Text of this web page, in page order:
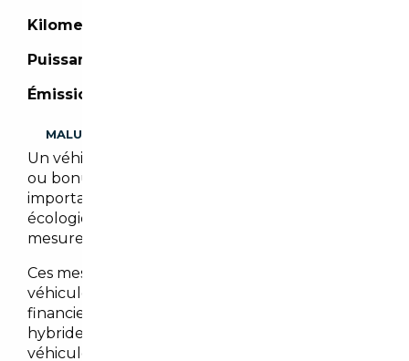
Kilometrage :
Puissance :
Émission de CO2 :
MALUS
Un véhicule importé peut être assujetti à malus
ou bonus écologique. Il est cependant
important de noter que les malus et/ou bonus
écologiques peuvent évoluer en fonction des
mesures gouvernementales en vigueur.
Ces mesures visent à encourager l’achat de
véhicules moins polluants en offrant des bonus
financiers pour les véhicules électriques et
hybrides, tout en imposant des malus sur les
véhicules les plus polluants.